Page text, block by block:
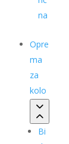
na
Opre
ma
za
kolo
Bi